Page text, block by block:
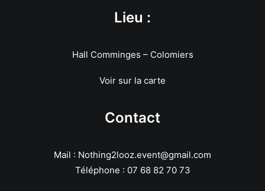
Lieu :
Hall Comminges – Colomiers
Voir sur la carte
Contact
Mail : Nothing2looz.event@gmail.com
Téléphone : 07 68 82 70 73